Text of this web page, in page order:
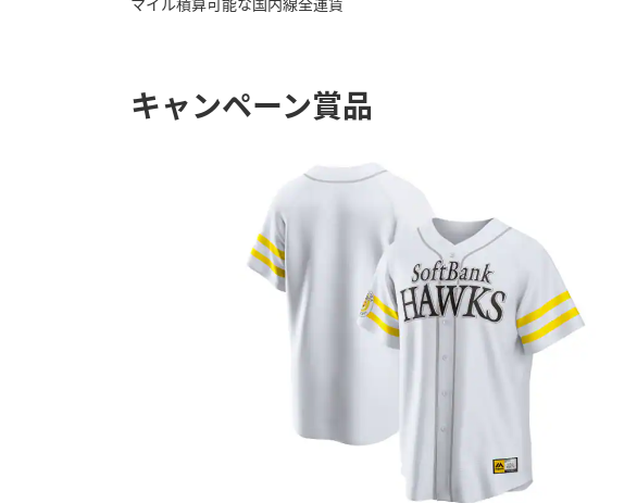
キャンペーン賞品